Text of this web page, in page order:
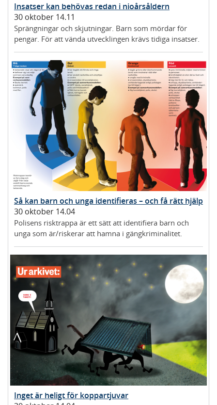
Insatser kan behövas redan i nioårsåldern
30 oktober 14.11
Sprängningar och skjutningar. Barn som mördar för
pengar. För att vända utvecklingen krävs tidiga insatser.
Så kan barn och unga identifieras – och få rätt hjälp
30 oktober 14.04
Polisens risktrappa är ett sätt att identifiera barn och
unga som är/riskerar att hamna i gängkriminalitet.
Inget är heligt för koppartjuvar